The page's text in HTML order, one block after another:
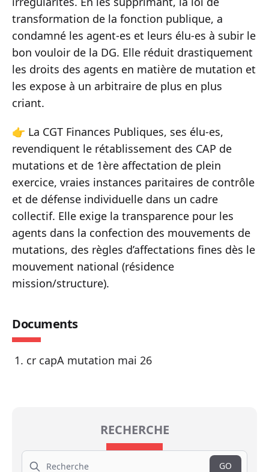
transformation de la fonction publique, a
condamné les agent-es et leurs élu-es à subir le
bon vouloir de la DG. Elle réduit drastiquement
les droits des agents en matière de mutation et
les expose à un arbitraire de plus en plus
criant.
👉 La CGT Finances Publiques, ses élu-es,
revendiquent le rétablissement des CAP de
mutations et de 1ère affectation de plein
exercice, vraies instances paritaires de contrôle
et de défense individuelle dans un cadre
collectif. Elle exige la transparence pour les
agents dans la confection des mouvements de
mutations, des règles d’affectations fines dès le
mouvement national (résidence
mission/structure).
Documents
cr capA mutation mai 26
RECHERCHE
Search
GO